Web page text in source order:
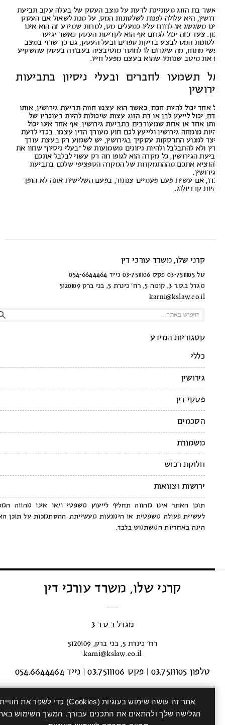
בת הזוג מעוניינת לדעת על מצב העסק של בעלה עקב תביעת
היא עלולה לפנות לשלטונות המס, על מנת לשאול אם העסק
משגשג או לדווח עליו כמעלים מס, למרות שמידע זה הוא אינו
צעד כזה יכול לגרום אף הוא לקריסת העסק כאשר יגיעו
המס לבצע בדיקת ספרים ובעל העסק, גם כך שרוי במצב
מתוח, מה שיגרום לו לחוסר מוטיבציה בעבודה בעסק שהשקיע
את מיטב שנותיו שהוא בעצם מפעל חייו.
תשמעו לחברים ובעלי ניסיון בתביעות
אחד יכול להיות חכם, כאשר הוא עצמו חווה תביעת גירושין, אותו
יכול לייעץ לבן או בת הזוג עצות שיכולות להיות בעוכריו של
אחד או אחת שמעורבים בתביעת גירושין. אף אחד אינו יכול
מומחה גירושין ולייעץ לכם חוץ מעורך הדין עצמו. בכדי לדעת
למנוע התרסקות עסקיך בגירושין, יש לשמוע רק בעצת עורך
ולא להתבלבל ולהיות ניזונים משמועות של “בעלי ניסיון” שחוו את
הגירושין, כל מקרה הוא לגופו וזה רק עשוי לבלבל אתכם
אתכם מההתמקדות של המקרה הספציפי שלכם בתביעת
אם עשית פעם פעמיים צנתור, בפעם השלישית אתה לא הופך
קרדיולוג.
קרני שלו, משרד עורכי דין
מגדל ב.ס.ר 3, קומה 5, רח’ כינרת 5, בני ברק 5120109
karni@kslaw.co.il
קטגוריות המידע
כללי
גירושין
פסקי דין
הסכמים
משמורת
חלוקת רכוש
ירושות וצוואות
תוכן האתר אינו מהווה תחליף לייעוץ משפטי ו/או אינו מהווה המלצה
לעשיית פעולה משפטית או הימנעות מעשייתה. ההסתמכות על תוכן האתר
הינה באחריות המשתמש בלבד.
קרני שלו, משרד עורכי דין
מגדל ב.ס.ר 3
רח’ כינרת 5, בני ברק, 5120109
karni@kslaw.co.il
טלפון 03.7511105 |פקס 03.7511106 |נייד 054.6644464
אתר זה עושה שימוש בעוגיות (Cookies) כדי לשפר את חוויית
הגלישה שלך ולהתאים את התכנים עבורך. המשך השימוש באתר